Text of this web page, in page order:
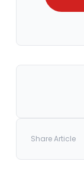
Share Article